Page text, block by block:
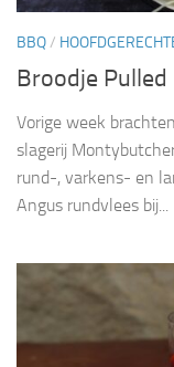
BBQ/
Broodje Pulled
Vorige week
slagerij
rund-, varkens- en
Angus rundvlees bij...